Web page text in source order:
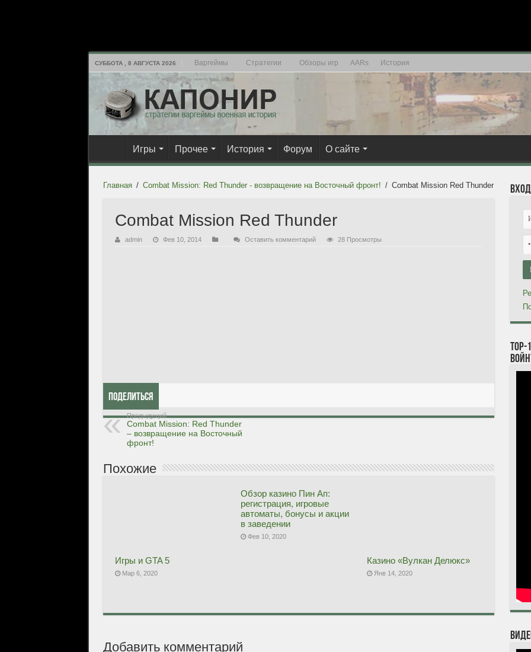
СУББОТА , 8 АВГУСТА 2026 Варгеймы Стратегии Обзоры игр AARs История
Игры Прочее История Форум О сайте
Главная / Combat Mission: Red Thunder - возвращение на Восточный фронт! / Combat Mission Red Thunder
Combat Mission Red Thunder
admin Фев 10, 2014 Оставить комментарий 28 Просмотры
Поделиться
Предыдущий
Combat Mission: Red Thunder
– возвращение на Восточный
фронт!
Похожие
Игры и GTA 5
Мар 6, 2020
Обзор казино Пин Ап:
регистрация, игровые
автоматы, бонусы и акции
в заведении
Фев 10, 2020
Казино «Вулкан Делюкс»
Янв 14, 2020
Добавить комментарий